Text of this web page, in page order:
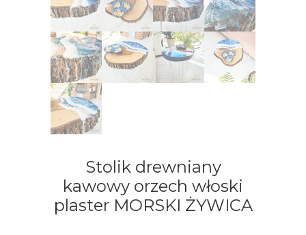
Stolik drewniany
kawowy orzech włoski
plaster MORSKI ŻYWICA